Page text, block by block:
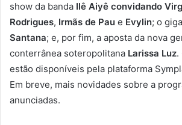
show da banda Ilê Aiyê convidando
Rodrigues, Irmãs de Pau e Evylin; o
Santana; e, por fim, a aposta da nova
conterrânea soteropolitana Larissa Luz.
estão disponíveis pela plataforma
Em breve, mais novidades sobre a
anunciadas.